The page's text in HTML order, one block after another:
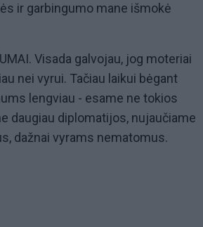
ir garbingumo mane išmokė
Visada galvojau, jog moteriai
nei vyrui. Tačiau laikui bėgant
lengviau - esame ne tokios
daugiau diplomatijos, nujaučiame
dažnai vyrams nematomus.